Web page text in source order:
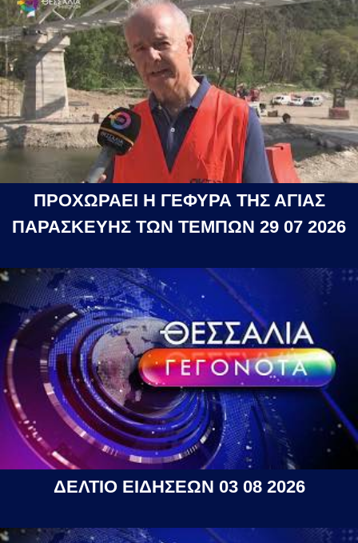
ΠΡΟΧΩΡΑΕΙ Η ΓΕΦΥΡΑ ΤΗΣ ΑΓΙΑΣ
ΠΑΡΑΣΚΕΥΗΣ ΤΩΝ ΤΕΜΠΩΝ 29 07 2026
ΔΕΛΤΙΟ ΕΙΔΗΣΕΩΝ 03 08 2026